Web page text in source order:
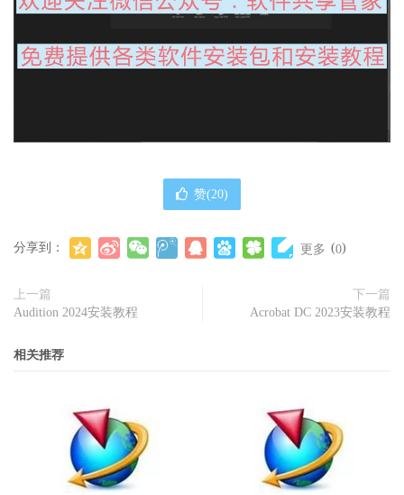
赞(20)
分享到： 更多 (0)
上一篇
Audition 2024安装教程
下一篇
Acrobat DC 2023安装教程
相关推荐